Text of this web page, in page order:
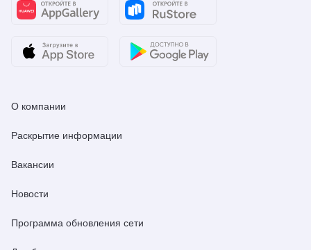
О компании
Раскрытие информации
Вакансии
Новости
Программа обновления сети